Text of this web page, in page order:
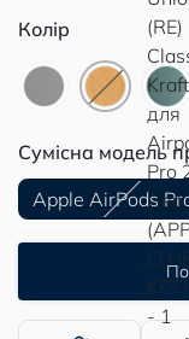
Колір
Сумісна модель
Apple AirPods